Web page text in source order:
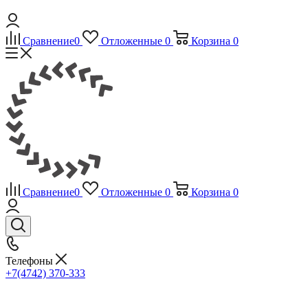
Сравнение0 Отложенные 0 Корзина 0
Сравнение0 Отложенные 0 Корзина 0
Телефоны
+7(4742) 370-333